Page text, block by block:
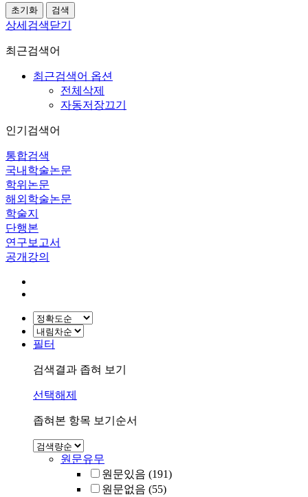
상세검색닫기
최근검색어
최근검색어 옵션
전체삭제
자동저장끄기
인기검색어
통합검색
국내학술논문
학위논문
해외학술논문
학술지
단행본
연구보고서
공개강의
필터
검색결과 좁혀 보기
선택해제
좁혀본 항목 보기순서
원문유무
원문있음 (191)
원문없음 (55)